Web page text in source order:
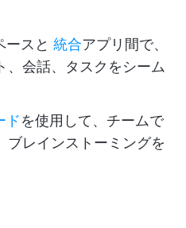
ースと 統合アプリ間で、
、会話、タスクをシーム
ドを使用して、チームで
ブレインストーミングを